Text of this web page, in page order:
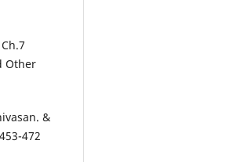
Other
&
472